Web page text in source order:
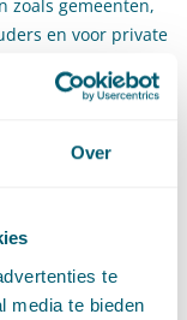
Over
te
media te bieden
zoals gemeenten,
en voor private
maar zich ook
bij de
sector en vice
voor private
Dat komt